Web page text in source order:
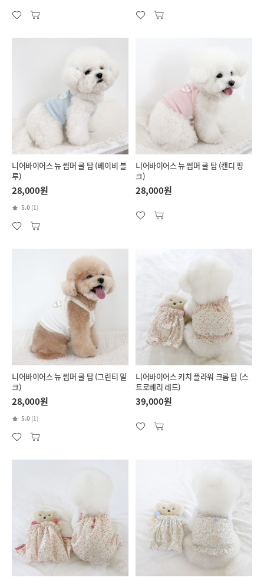
니어바이어스 뉴 썸머 쿨 탑 (베이비 블
루)
28,000원
5.0 (1)
니어바이어스 뉴 썸머 쿨 탑 (캔디 핑
크)
28,000원
니어바이어스 뉴 썸머 쿨 탑 (그린티 밀
크)
28,000원
5.0 (1)
니어바이어스 키치 플라워 크롭 탑 (스
트로베리 레드)
39,000원